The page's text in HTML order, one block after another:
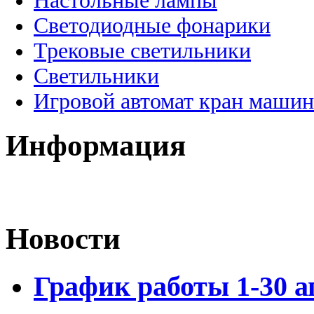
Светодиодные фонарики
Трековые светильники
Светильники
Игровой автомат кран
Информация
Новости
График работы 1-30